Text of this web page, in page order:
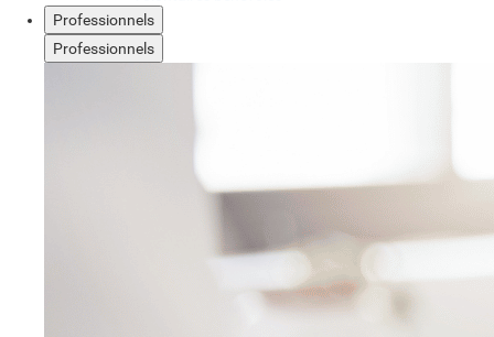
Professionnels
Professionnels